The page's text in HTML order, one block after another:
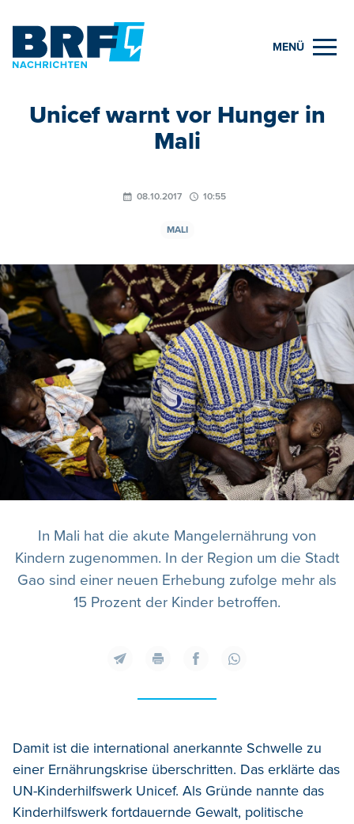
MENÜ
Unicef warnt vor Hunger in
Mali
08.10.2017 10:55
MALI
In Mali hat die akute Mangelernährung von
Kindern zugenommen. In der Region um die Stadt
Gao sind einer neuen Erhebung zufolge mehr als
15 Prozent der Kinder betroffen.
Damit ist die international anerkannte Schwelle zu
einer Ernährungskrise überschritten. Das erklärte das
UN-Kinderhilfswerk Unicef. Als Gründe nannte das
Kinderhilfswerk fortdauernde Gewalt, politische